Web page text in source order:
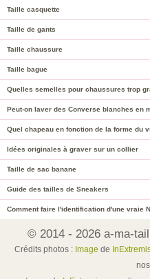
Taille casquette
Taille de gants
Taille chaussure
Taille bague
Quelles semelles pour chaussures trop
Peut-on laver des Converse blanches en
Quel chapeau en fonction de la forme du
Idées originales à graver sur un collier
Taille de sac banane
Guide des tailles de Sneakers
Comment faire l'identification d'une vraie
© 2014 - 2026 a-ma-
Crédits photos : Image de